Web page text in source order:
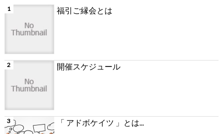
福引ご縁会とは
開催スケジュール
「 アドボケイツ 」とは...